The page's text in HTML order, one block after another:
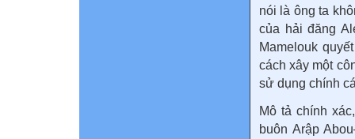
nói là ông ta
của hải đăng
Mamelouk
cách xây một
sử dụng chính
Mô tả chính
buôn Arập